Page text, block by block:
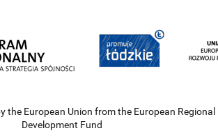
the European Union from the European Regional
Development Fund